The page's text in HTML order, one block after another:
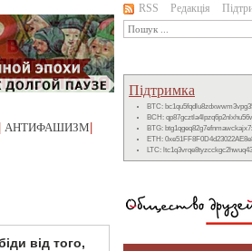
АНТИФАШИЗМ
від того,
RSS Редакція
Підтримка
BTC:
BCH:
BTG:
ETH:
LTC: